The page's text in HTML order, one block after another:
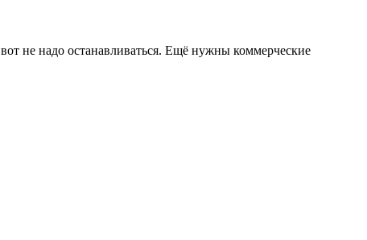
не надо останавливаться. Ещё нужны коммерческие